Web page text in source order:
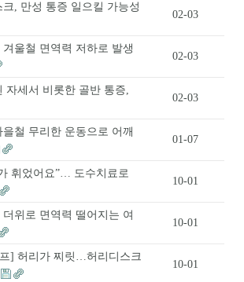
, 만성 통증 일으킬 가능성
02-03
울철 면역력 저하로 발생
02-03
자세서 비롯한 골반 통증,
02-03
철 무리한 운동으로 어깨
01-07
휘었어요”… 도수치료로
10-01
위로 면역력 떨어지는 여
10-01
] 허리가 찌릿…허리디스크
10-01